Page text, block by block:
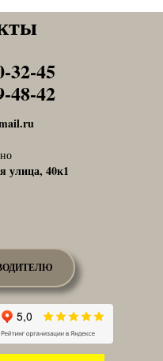
улица, 40к1
32-45
48-42